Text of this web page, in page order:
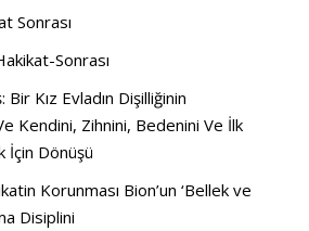
Sonrası
Sonrası
Bir Kız Evladın Dişilliğinin
Kendini, Zihnini, Bedenini Ve İlk
İçin Dönüşü
Korunması Bion’un ‘Bellek ve
Disiplini